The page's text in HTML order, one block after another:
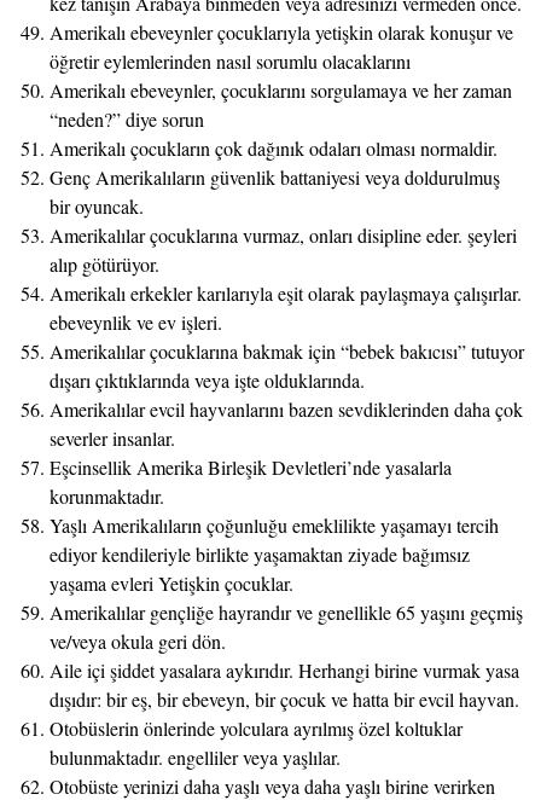
Amerikalı ebeveynler çocuklarıyla yetişkin olarak konuşur ve
öğretir eylemlerinden nasıl sorumlu olacaklarını
Amerikalı ebeveynler, çocuklarını sorgulamaya ve her zaman
“neden?” diye sorun
Amerikalı çocukların çok dağınık odaları olması normaldir.
Genç Amerikalıların güvenlik battaniyesi veya doldurulmuş
bir oyuncak.
Amerikalılar çocuklarına vurmaz, onları disipline eder. şeyleri
alıp götürüyor.
Amerikalı erkekler karılarıyla eşit olarak paylaşmaya çalışırlar.
ebeveynlik ve ev işleri.
Amerikalılar çocuklarına bakmak için “bebek bakıcısı” tutuyor
dışarı çıktıklarında veya işte olduklarında.
Amerikalılar evcil hayvanlarını bazen sevdiklerinden daha çok
severler insanlar.
Eşcinsellik Amerika Birleşik Devletleri’nde yasalarla
korunmaktadır.
Yaşlı Amerikalıların çoğunluğu emeklilikte yaşamayı tercih
ediyor kendileriyle birlikte yaşamaktan ziyade bağımsız
yaşama evleri Yetişkin çocuklar.
Amerikalılar gençliğe hayrandır ve genellikle 65 yaşını geçmiş
ve/veya okula geri dön.
Aile içi şiddet yasalara aykırıdır. Herhangi birine vurmak yasa
dışıdır: bir eş, bir ebeveyn, bir çocuk ve hatta bir evcil hayvan.
Otobüslerin önlerinde yolculara ayrılmış özel koltuklar
bulunmaktadır. engelliler veya yaşlılar.
Otobüste yerinizi daha yaşlı veya daha yaşlı birine verirken